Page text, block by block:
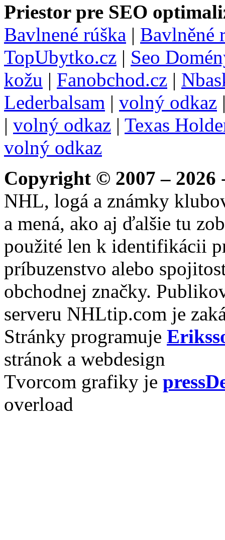
Priestor pre SEO
Bavlnené rúška | Bavlněné
TopUbytko.cz | Seo
kožu | Fanobchod.cz |
Lederbalsam | volný odkaz
| volný odkaz | Texas
volný odkaz
Copyright © 2007 – 2026
NHL, logá a známky
a mená, ako aj ďalšie tu
použité len k identifikácii
príbuzenstvo alebo
obchodnej značky.
serveru NHLtip.com je
Stránky programuje
stránok a webdesign
Tvorcom grafiky je
overload